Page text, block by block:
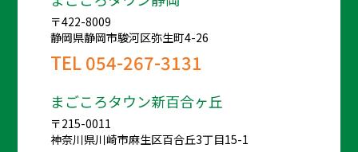
〒422-8009
静岡県静岡市駿河区弥生町4-26
TEL054-267-3131
まごころタウン新百合ヶ丘
〒215-0011
神奈川県川崎市麻生区百合丘3丁目15-1